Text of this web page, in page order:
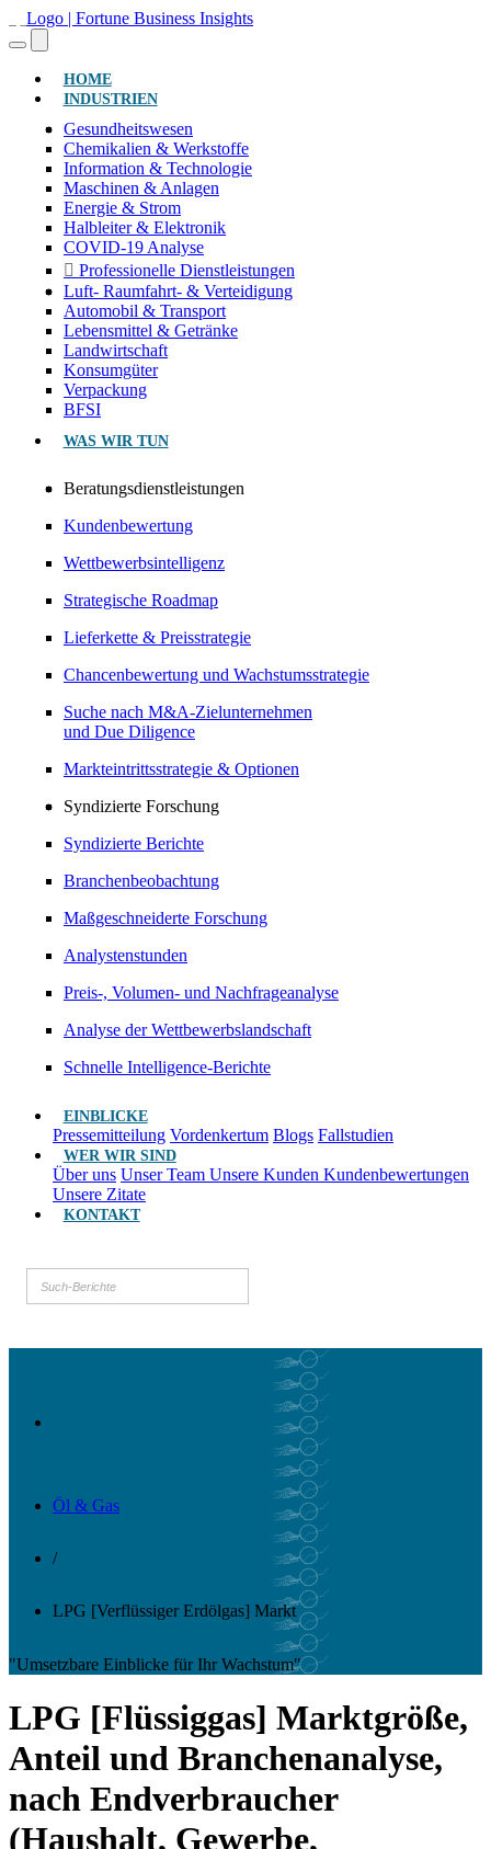
HOME(AKTUELL)
INDUSTRIEN
Gesundheitswesen
Chemikalien & Werkstoffe
Information & Technologie
Maschinen & Anlagen
Energie & Strom
Halbleiter & Elektronik
COVID-19 Analyse
Professionelle Dienstleistungen
Luft- Raumfahrt- & Verteidigung
Automobil & Transport
Lebensmittel & Getränke
Landwirtschaft
Konsumgüter
Verpackung
BFSI
WAS WIR TUN
Beratungsdienstleistungen
Kundenbewertung
Wettbewerbsintelligenz
Strategische Roadmap
Lieferkette & Preisstrategie
Chancenbewertung und Wachstumsstrategie
Suche nach M&A-Zielunternehmen
und Due Diligence
Markteintrittsstrategie & Optionen
Syndizierte Forschung
Syndizierte Berichte
Branchenbeobachtung
Maßgeschneiderte Forschung
Analystenstunden
Preis-, Volumen- und Nachfrageanalyse
Analyse der Wettbewerbslandschaft
Schnelle Intelligence-Berichte
EINBLICKE
Pressemitteilung Vordenkertum Blogs Fallstudien
WER WIR SIND
Über uns Unser Team Unsere Kunden Kundenbewertungen
Unsere Zitate
KONTAKT
Öl & Gas
/
LPG [Verflüssiger Erdölgas] Markt
"Umsetzbare Einblicke für Ihr Wachstum"
LPG [Flüssiggas] Marktgröße,
Anteil und Branchenanalyse,
nach Endverbraucher
(Haushalt, Gewerbe,